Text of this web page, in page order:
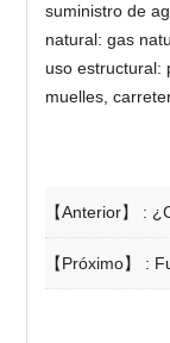
suministro de
natural: gas
uso estructural:
muelles,
【Anterior】 :
【Próximo】 :